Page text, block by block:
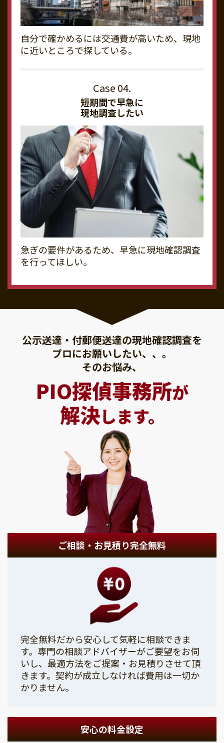
自分で確かめるには交通費が高いため、現地
に近いところで探している。
短期間で早急に
現地調査したい
急ぎの要件があるため、早急に現地確認調査
を行ってほしい。
公示送達・付郵便送達の現地確認調査を
プロにお願いしたい、、。
そのお悩み、
PIO探偵事務所が
解決します。
ご相談・お見積り完全無料
完全無料だから安心して気軽に相談できま
す。専門の相談アドバイザーがご要望をお伺
いし、最適方法をご提案・お見積りさせて頂
きます。契約が成立しなければ費用は一切か
かりません。
安心の料金設定